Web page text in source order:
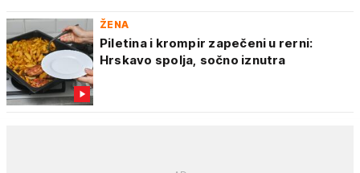
ŽENA
Piletina i krompir zapečeni u rerni:
Hrskavo spolja, sočno iznutra